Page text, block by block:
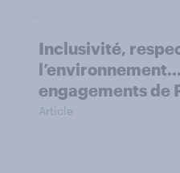
Inclusivité,
engagements de
Article